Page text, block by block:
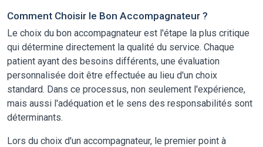
Comment Choisir le Bon Accompagnateur ?
Le choix du bon accompagnateur est l'étape la plus critique
qui détermine directement la qualité du service. Chaque
patient ayant des besoins différents, une évaluation
personnalisée doit être effectuée au lieu d'un choix
standard. Dans ce processus, non seulement l'expérience,
mais aussi l'adéquation et le sens des responsabilités sont
déterminants.
Lors du choix d'un accompagnateur, le premier point à